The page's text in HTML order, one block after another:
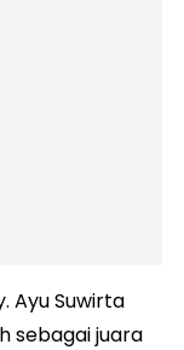
Ayu Suwirta
sebagai juara